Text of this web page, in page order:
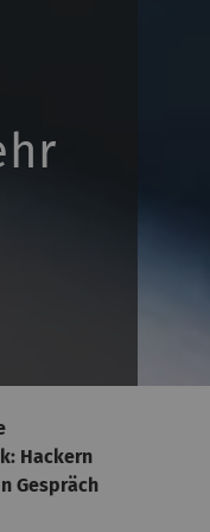
Hackern
Gespräch